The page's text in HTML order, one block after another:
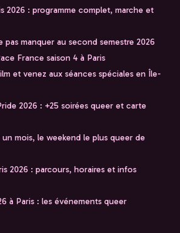
2026 : programme complet, marche et
pas manquer au second semestre 2026
France saison 4 à Paris
et venez aux séances spéciales en Île-
2026 : +25 soirées queer et carte
un mois, le weekend le plus queer de
2026 : parcours, horaires et infos
à Paris : les événements queer